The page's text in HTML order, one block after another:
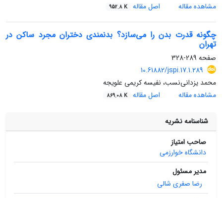
مشاهده مقاله
اصل مقاله 952.8 K
چگونه قدرت بدن را می‌سازد؟ بدنمندی دختران مجرد ساکن در
تهران
صفحه 289-328
10.61882/jspi.17.1.289
محمد یزدانی‌نسب، نفیسه کریمی علویجه
مشاهده مقاله
اصل مقاله 869.08 K
شناسنامه نشریه
صاحب امتیاز
دانشگاه خوارزمی
مدیر مسئول
رضا صفری‌ شالی